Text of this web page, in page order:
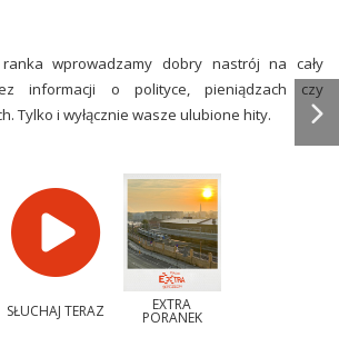
wprowadzamy dobry nastrój na cały
informacji o polityce, pieniądzach czy
Tylko i wyłącznie wasze ulubione hity.
SŁUCHAJ TERAZ EXTRA
PORANEK